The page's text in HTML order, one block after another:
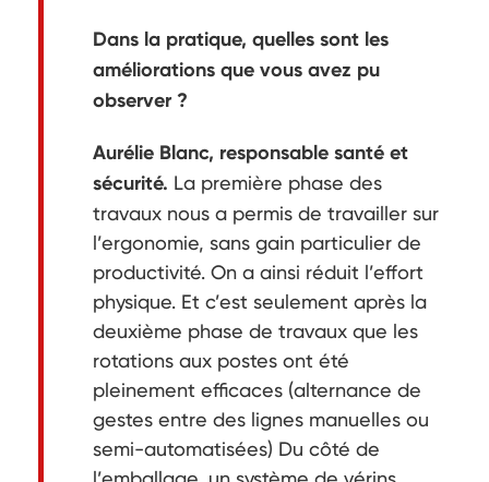
Dans la pratique, quelles sont les
améliorations que vous avez pu
observer ?
Aurélie Blanc, responsable santé et
sécurité. La première phase des
travaux nous a permis de travailler sur
l’ergonomie, sans gain particulier de
productivité. On a ainsi réduit l’effort
physique. Et c’est seulement après la
deuxième phase de travaux que les
rotations aux postes ont été
pleinement efficaces (alternance de
gestes entre des lignes manuelles ou
semi-automatisées) Du côté de